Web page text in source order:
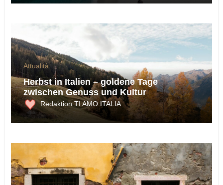
Attualità
Herbst in Italien – goldene Tage
zwischen Genuss und Kultur
Redaktion TI AMO ITALIA